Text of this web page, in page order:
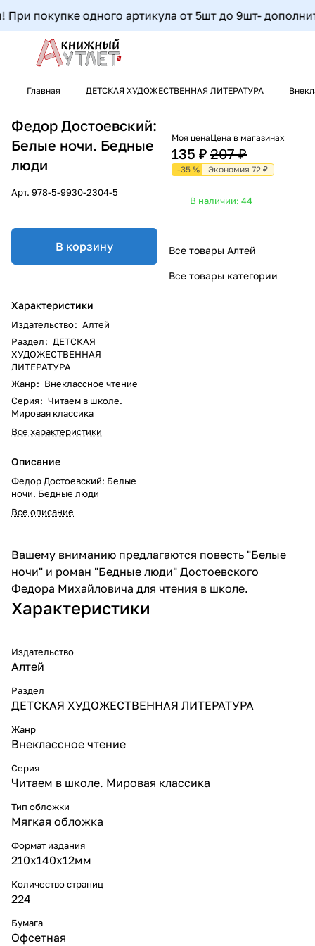
покупке одного артикула от 5шт до 9шт-
Главная ДЕТСКАЯ ХУДОЖЕСТВЕННАЯ ЛИТЕРАТУРА
Федор Достоевский:
Белые ночи. Бедные
люди
Арт. 978-5-9930-2304-5
В корзину
Характеристики
Издательство: Алтей
Раздел: ДЕТСКАЯ
ХУДОЖЕСТВЕННАЯ
ЛИТЕРАТУРА
Жанр: Внеклассное чтение
Серия: Читаем в школе.
Мировая классика
Все характеристики
Описание
Федор Достоевский: Белые
ночи. Бедные люди
Все описание
Моя цена
135 ₽
Цена в магазинах
207 ₽
-35 % Экономия 72 ₽
В наличии: 44
Все товары Алтей
Все товары категории
Вашему вниманию предлагаются повесть "Белые
ночи" и роман "Бедные люди" Достоевского
Федора Михайловича для чтения в школе.
Характеристики
Издательство
Алтей
Раздел
ДЕТСКАЯ ХУДОЖЕСТВЕННАЯ ЛИТЕРАТУРА
Жанр
Внеклассное чтение
Серия
Читаем в школе. Мировая классика
Тип обложки
Мягкая обложка
Формат издания
210х140х12мм
Количество страниц
224
Бумага
Офсетная